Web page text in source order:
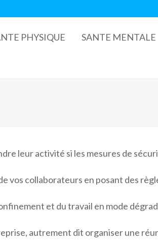
PHYSIQUE SANTE MENTALE
leur activité si les mesures de
vos collaborateurs en posant des
et du travail en mode
autrement dit organiser une